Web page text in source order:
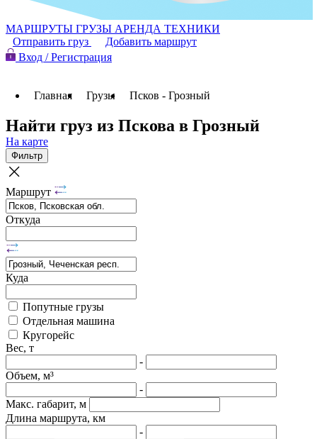
МАРШРУТЫ ГРУЗЫ АРЕНДА ТЕХНИКИ
Отправить груз
Добавить маршрут
Вход / Регистрация
Главная Грузы Псков - Грозный
Найти груз из Пскова в Грозный
На карте
Фильтр
Маршрут
Откуда
Куда
Попутные грузы
Отдельная машина
Кругорейс
Вес, т
-
Объем, м³
-
Макс. габарит, м
Длина маршрута, км
-